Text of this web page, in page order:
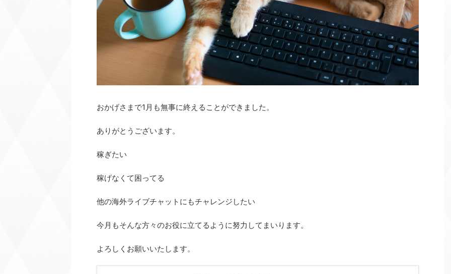
おかげさまで1月も無事に終えることができました。
ありがとうございます。
稼ぎたい
稼げなくて困ってる
他の海外ライブチャットにもチャレンジしたい
今月もそんな方々のお役に立てるように努力してまいります。
よろしくお願いいたします。